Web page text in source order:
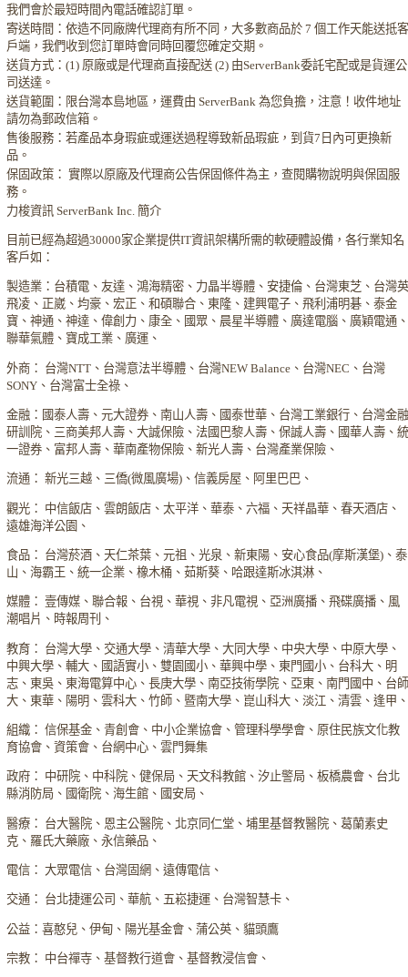
我們會於最短時間內電話確認訂單。
寄送時間：依造不同廠牌代理商有所不同，大多數商品於 7 個工作天能送抵
戶端，我們收到您訂單時會同時回覆您確定交期。
送貨方式：(1) 原廠或是代理商直接配送 (2) 由ServerBank委託宅配或是貨運公
司送達。
送貨範圍：限台灣本島地區，運費由 ServerBank 為您負擔，注意！收件地址
請勿為郵政信箱。
售後服務：若產品本身瑕疵或運送過程導致新品瑕疵，到貨7日內可更換新
品。
保固政策： 實際以原廠及代理商公告保固條件為主，查閱購物說明與保固服
務。
力梭資訊 ServerBank Inc. 簡介
目前已經為超過30000家企業提供IT資訊架構所需的軟硬體設備，各行業知名
客戶如：
製造業：台積電、友達、鴻海精密、力晶半導體、安捷倫、台灣東芝、台灣
飛凌、正崴、均豪、宏正、和碩聯合、東隆、建興電子、飛利浦明碁、泰金
寶、神通、神達、偉創力、康全、國眾、晨星半導體、廣達電腦、廣穎電通
聯華氣體、寶成工業、廣運、
外商： 台灣NTT、台灣意法半導體、台灣NEW Balance、台灣NEC、台灣
SONY、台灣富士全祿、
金融：國泰人壽、元大證券、南山人壽、國泰世華、台灣工業銀行、台灣金
研訓院、三商美邦人壽、大誠保險、法國巴黎人壽、保誠人壽、國華人壽、
一證券、富邦人壽、華南產物保險、新光人壽、台灣產業保險、
流通： 新光三越、三僑(微風廣場)、信義房屋、阿里巴巴、
觀光： 中信飯店、雲朗飯店、太平洋、華泰、六福、天祥晶華、春天酒店、
遠雄海洋公園、
食品： 台灣菸酒、天仁茶葉、元祖、光泉、新東陽、安心食品(摩斯漢堡)、泰
山、海霸王、統一企業、橡木桶、茹斯葵、哈跟達斯冰淇淋、
媒體： 壹傳媒、聯合報、台視、華視、非凡電視、亞洲廣播、飛碟廣播、風
潮唱片、時報周刊、
教育： 台灣大學、交通大學、清華大學、大同大學、中央大學、中原大學、
中興大學、輔大、國語實小、雙園國小、華興中學、東門國小、台科大、明
志、東吳、東海電算中心、長庚大學、南亞技術學院、亞東、南門國中、台
大、東華、陽明、雲科大、竹師、暨南大學、崑山科大、淡江、清雲、逢甲
組織： 信保基金、青創會、中小企業協會、管理科學學會、原住民族文化教
育協會、資策會、台網中心、雲門舞集
政府： 中研院、中科院、健保局、天文科教館、汐止警局、板橋農會、台北
縣消防局、國衛院、海生館、國安局、
醫療： 台大醫院、恩主公醫院、北京同仁堂、埔里基督教醫院、葛蘭素史
克、羅氏大藥廠、永信藥品、
電信： 大眾電信、台灣固網、遠傳電信、
交通： 台北捷運公司、華航、五崧捷運、台灣智慧卡、
公益：喜憨兒、伊甸、陽光基金會、蒲公英、貓頭鷹
宗教： 中台禪寺、基督教行道會、基督教浸信會、